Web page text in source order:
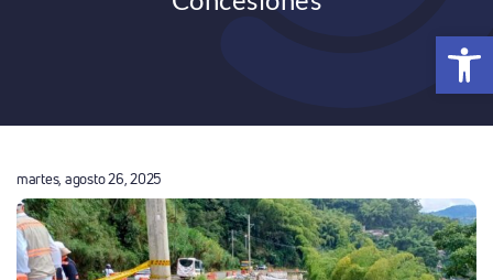
Abrir
martes, agosto 26, 2025